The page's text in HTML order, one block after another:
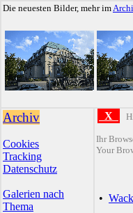
Die neuesten Bilder, mehr im
Archiv
Cookies
Tracking
Datenschutz
Galerien nach
Thema
X
Ihr
Your
•